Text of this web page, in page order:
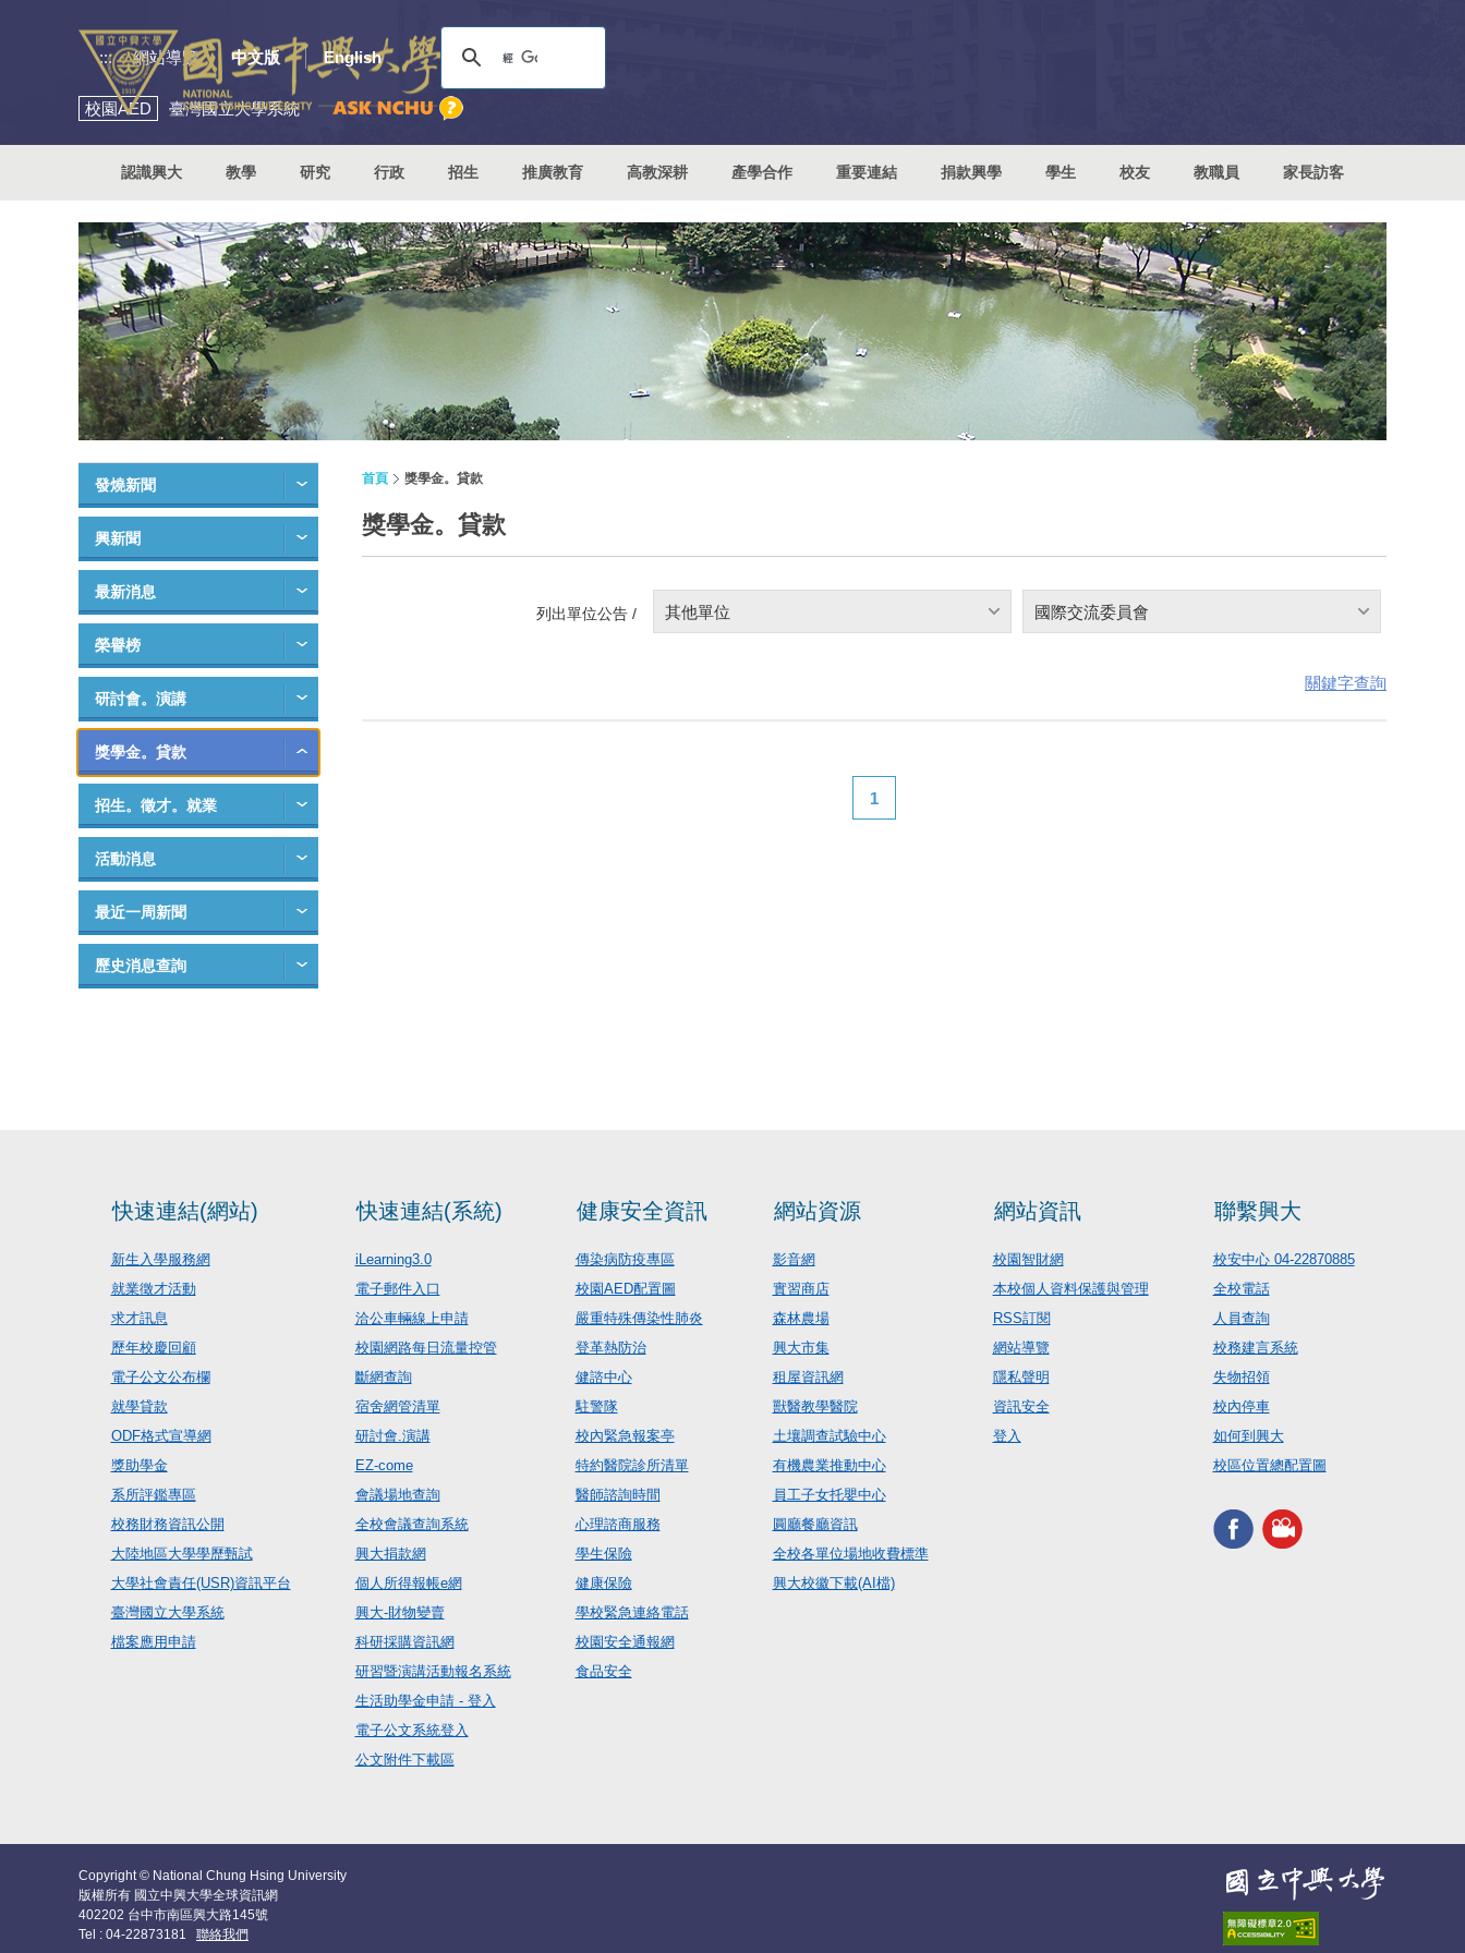
::: 網站導覽 中文版 English
校園AED 臺灣國立大學系統
認識興大 教學 研究 行政 招生 推廣教育 高教深耕 產學合作 重要連結 捐款興學 學生 校友 教職員 家長訪客
發燒新聞
興新聞
最新消息
榮譽榜
研討會。演講
獎學金。貸款
招生。徵才。就業
活動消息
最近一周新聞
歷史消息查詢
首頁 獎學金。貸款
獎學金。貸款
列出單位公告 / 其他單位 國際交流委員會
關鍵字查詢
1
快速連結(網站)
新生入學服務網
就業徵才活動
求才訊息
歷年校慶回顧
電子公文公布欄
就學貸款
ODF格式宣導網
獎助學金
系所評鑑專區
校務財務資訊公開
大陸地區大學學歷甄試
大學社會責任(USR)資訊平台
臺灣國立大學系統
檔案應用申請
快速連結(系統)
iLearning3.0
電子郵件入口
洽公車輛線上申請
校園網路每日流量控管
斷網查詢
宿舍網管清單
研討會.演講
EZ-come
會議場地查詢
全校會議查詢系統
興大捐款網
個人所得報帳e網
興大-財物變賣
科研採購資訊網
研習暨演講活動報名系統
生活助學金申請 - 登入
電子公文系統登入
公文附件下載區
健康安全資訊
傳染病防疫專區
校園AED配置圖
嚴重特殊傳染性肺炎
登革熱防治
健諮中心
駐警隊
校內緊急報案亭
特約醫院診所清單
醫師諮詢時間
心理諮商服務
學生保險
健康保險
學校緊急連絡電話
校園安全通報網
食品安全
網站資源
影音網
實習商店
森林農場
興大市集
租屋資訊網
獸醫教學醫院
土壤調查試驗中心
有機農業推動中心
員工子女托嬰中心
圓廳餐廳資訊
全校各單位場地收費標準
興大校徽下載(AI檔)
網站資訊
校園智財網
本校個人資料保護與管理
RSS訂閱
網站導覽
隱私聲明
資訊安全
登入
聯繫興大
校安中心 04-22870885
全校電話
人員查詢
校務建言系統
失物招領
校內停車
如何到興大
校區位置總配置圖
Copyright © National Chung Hsing University
版權所有 國立中興大學全球資訊網
402202 台中市南區興大路145號
Tel : 04-22873181 聯絡我們